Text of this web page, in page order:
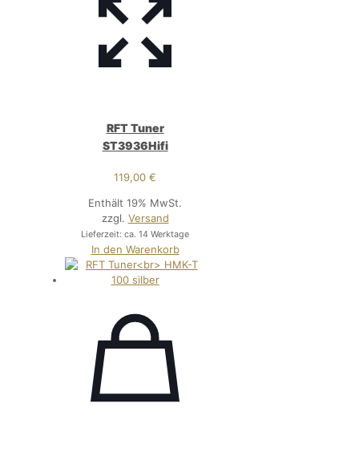
RFT Tuner
ST3936Hifi
119,00€
Enthält 19% MwSt.
zzgl. Versand
Lieferzeit: ca. 14 Werktage
In den Warenkorb